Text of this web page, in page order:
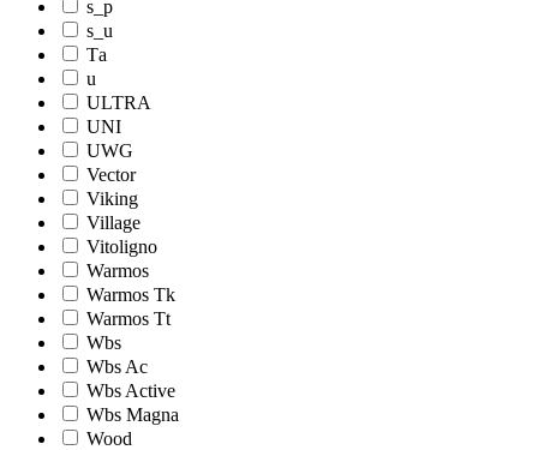
s_p
s_u
Tа
u
ULTRA
UNI
UWG
Vector
Viking
Village
Vitoligno
Warmos
Warmos Tk
Warmos Tt
Wbs
Wbs Ac
Wbs Active
Wbs Magna
Wood